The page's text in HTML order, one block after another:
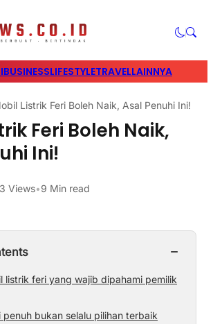
BUSINESSLIFESTYLETRAVELLAINNYA
Listrik Feri Boleh Naik, Asal Penuhi Ini!
Feri Boleh Naik,
Ini!
3 Views•9 Min read
−
listrik feri yang wajib dipahami pemilik
penuh bukan selalu pilihan terbaik